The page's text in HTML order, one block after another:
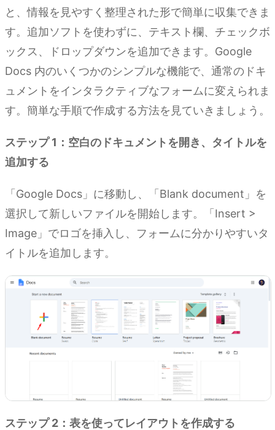
と、情報を見やすく整理された形で簡単に収集できま
す。追加ソフトを使わずに、テキスト欄、チェックボ
ックス、ドロップダウンを追加できます。Google
Docs 内のいくつかのシンプルな機能で、通常のドキ
ュメントをインタラクティブなフォームに変えられま
す。簡単な手順で作成する方法を見ていきましょう。
ステップ 1：空白のドキュメントを開き、タイトルを
追加する
「Google Docs」に移動し、「Blank document」を
選択して新しいファイルを開始します。「Insert >
Image」でロゴを挿入し、フォームに分かりやすいタ
イトルを追加します。
ステップ 2：表を使ってレイアウトを作成する